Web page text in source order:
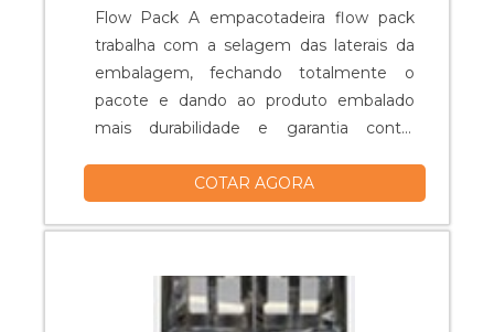
Flow Pack A empacotadeira flow pack
trabalha com a selagem das laterais da
embalagem, fechando totalmente o
pacote e dando ao produto embalado
mais durabilidade e garantia contra
e bactérias. O grande benefício da
visto que as esteiras conseguem
mais práticas e lucrativas para as
empresas. Outro pont....
COTAR AGORA